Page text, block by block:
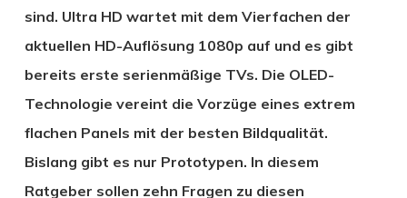
sind. Ultra HD wartet mit dem Vierfachen der
aktuellen HD-Auflösung 1080p auf und es gibt
bereits erste serienmäßige TVs. Die OLED-
Technologie vereint die Vorzüge eines extrem
flachen Panels mit der besten Bildqualität.
Bislang gibt es nur Prototypen. In diesem
Ratgeber sollen zehn Fragen zu diesen